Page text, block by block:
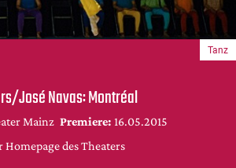
José Navas: Montréal
Mainz Premiere: 16.05.2015
Homepage des Theaters
Tanz